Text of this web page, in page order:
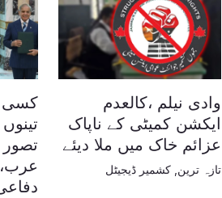
وادی نیلم ،کالعدم
ایکشن کمیٹی کے ناپاک
عزائم خاک میں ملا دیئے
تازہ ترین ,کشمیر ڈیجیٹل
کسی
تصور